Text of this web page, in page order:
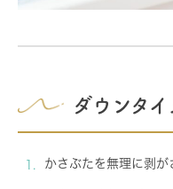
ダウンタ
かさぶたを無理に剥が